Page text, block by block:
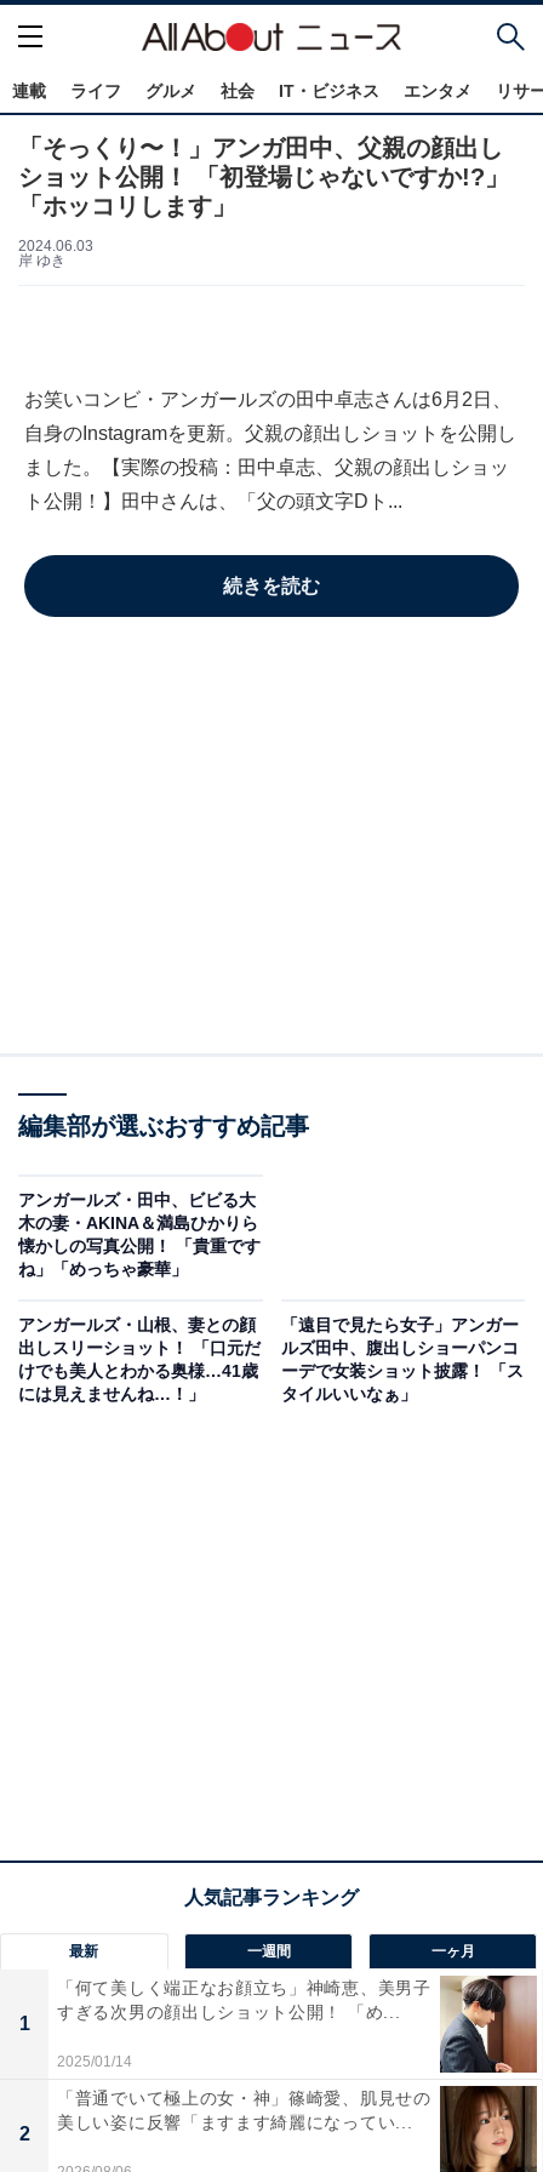
連載 ライフ グルメ 社会 IT・ビジネス エンタメ リサ
「そっくり〜！」アンガ田中、父親の顔出し
ショット公開！ 「初登場じゃないですか!?」
「ホッコリします」
2024.06.03
岸 ゆき
お笑いコンビ・アンガールズの田中卓志さんは6月2日、
自身のInstagramを更新。父親の顔出しショットを公開し
ました。【実際の投稿：田中卓志、父親の顔出しショッ
ト公開！】田中さんは、「父の頭文字Dト...
続きを読む
編集部が選ぶおすすめ記事
アンガールズ・田中、ビビる大
木の妻・AKINA＆満島ひかりら
懐かしの写真公開！ 「貴重です
ね」「めっちゃ豪華」
アンガールズ・山根、妻との顔
出しスリーショット！ 「口元だ
けでも美人とわかる奥様…41歳
には見えませんね…！」
「遠目で見たら女子」アンガー
ルズ田中、腹出しショーパンコ
ーデで女装ショット披露！ 「ス
タイルいいなぁ」
最新 一週間 一ヶ月
1
「何て美しく端正なお顔立ち」神崎恵、美男子
すぎる次男の顔出しショット公開！ 「め...
2025/01/14
2
「普通でいて極上の女・神」篠崎愛、肌見せの
美しい姿に反響「ますます綺麗になってい...